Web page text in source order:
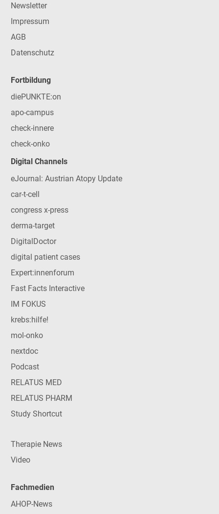
Newsletter
Impressum
AGB
Datenschutz
Fortbildung
diePUNKTE:on
apo-campus
check-innere
check-onko
Digital Channels
eJournal: Austrian Atopy Update
car-t-cell
congress x-press
derma-target
DigitalDoctor
digital patient cases
Expert:innenforum
Fast Facts Interactive
IM FOKUS
krebs:hilfe!
mol-onko
nextdoc
Podcast
RELATUS MED
RELATUS PHARM
Study Shortcut
Therapie News
Video
Fachmedien
AHOP-News